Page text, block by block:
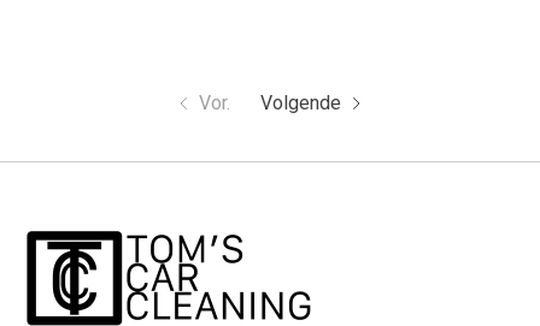
Vor. Volgende